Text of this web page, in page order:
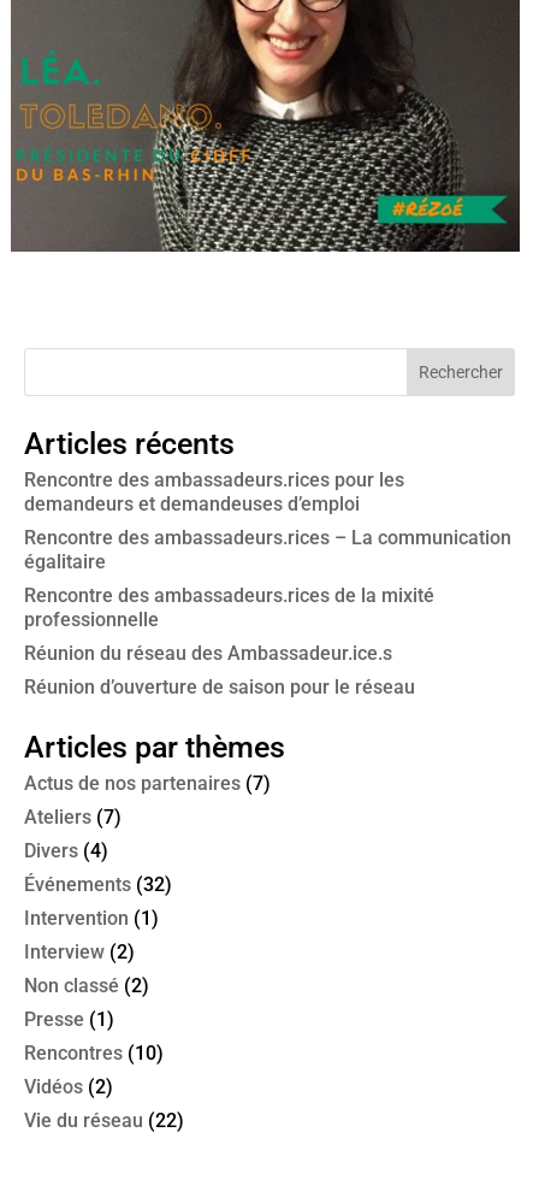
Articles récents
Rencontre des ambassadeurs.rices pour les
demandeurs et demandeuses d’emploi
Rencontre des ambassadeurs.rices – La communication
égalitaire
Rencontre des ambassadeurs.rices de la mixité
professionnelle
Réunion du réseau des Ambassadeur.ice.s
Réunion d’ouverture de saison pour le réseau
Articles par thèmes
Actus de nos partenaires (7)
Ateliers (7)
Divers (4)
Événements (32)
Intervention (1)
Interview (2)
Non classé (2)
Presse (1)
Rencontres (10)
Vidéos (2)
Vie du réseau (22)